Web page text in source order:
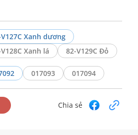
Xanh dương
Xanh lá
82-V129C Đỏ
017093 017094
Chia sẻ